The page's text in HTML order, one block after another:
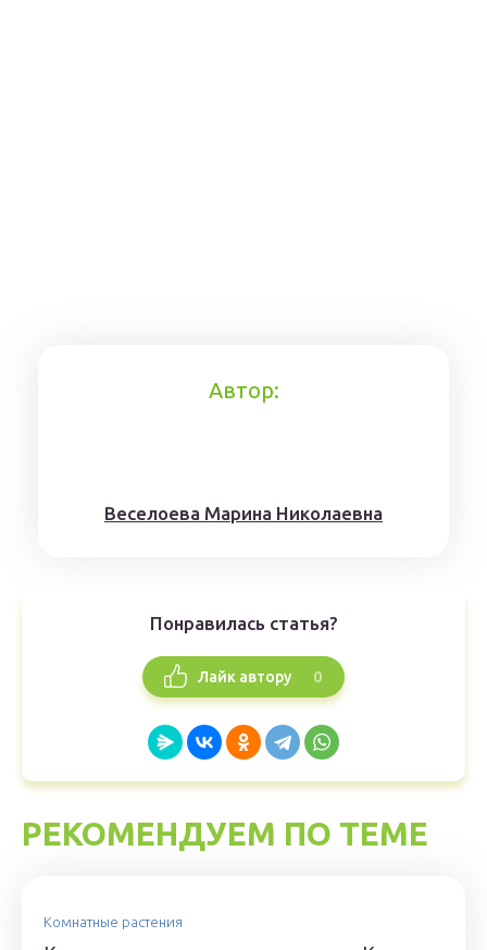
Автор:
Веселоева Марина Николаевна
Понравилась статья?
Лайк автору 0
РЕКОМЕНДУЕМ ПО ТЕМЕ
Комнатные растения